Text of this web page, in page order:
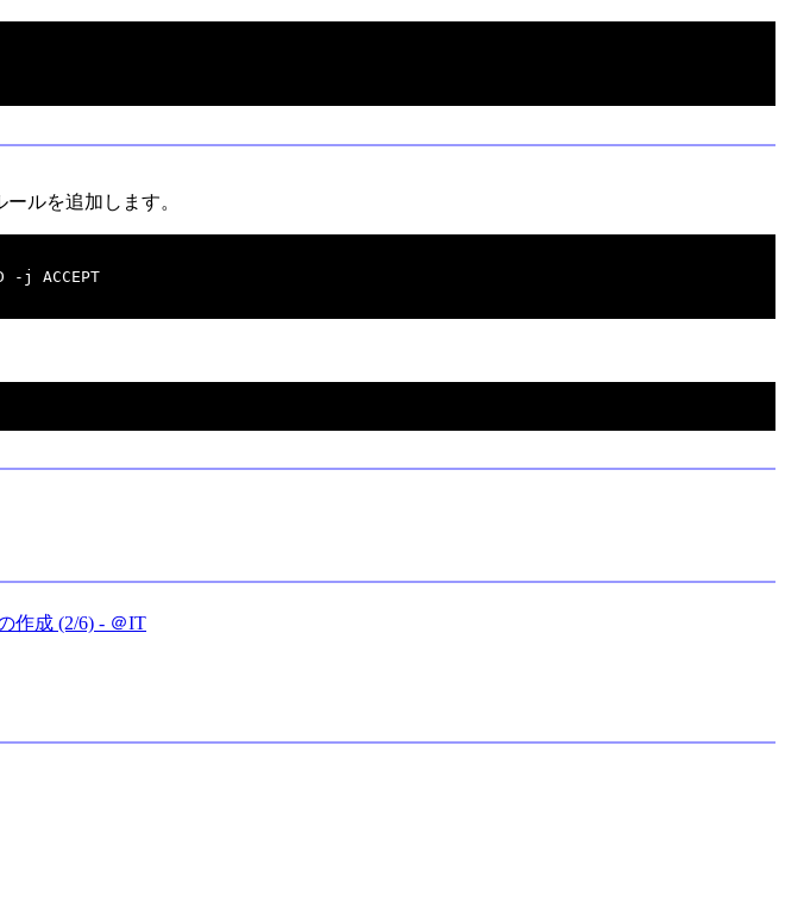
ルを追加します。
-j ACCEPT
作成 (2/6) - ＠IT